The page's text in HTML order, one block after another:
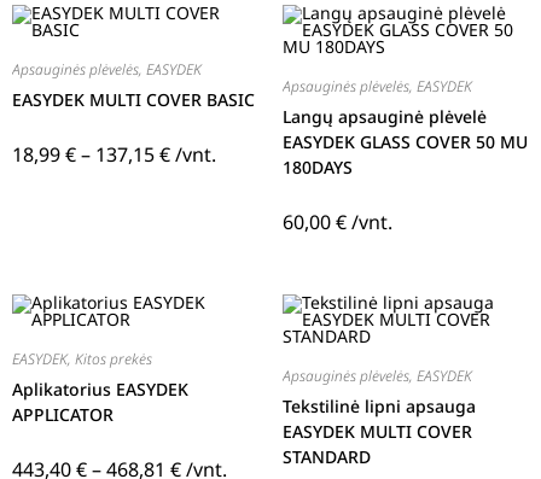
Apsauginės plėvelės, EASYDEK
EASYDEK MULTI COVER BASIC
18,99€– 137,15€/vnt.
Apsauginės plėvelės, EASYDEK
Langų apsauginė plėvelė
EASYDEK GLASS COVER 50 MU
180DAYS
60,00€/vnt.
EASYDEK, Kitos prekės
Aplikatorius EASYDEK
APPLICATOR
443,40€–468,81 €/vnt.
Apsauginės plėvelės, EASYDEK
Tekstilinė lipni apsauga
EASYDEK MULTI COVER
STANDARD